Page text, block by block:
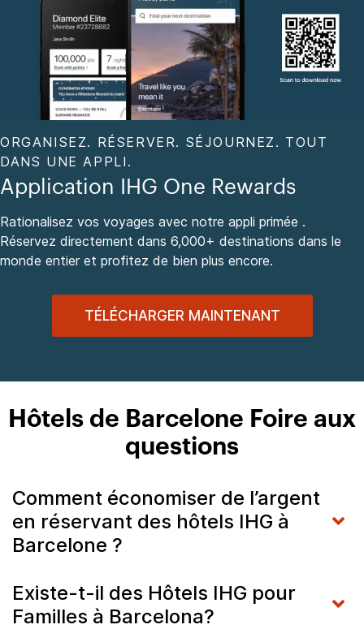
ORGANISEZ. RÉSERVER. SÉJOURNEZ. TOUT
DANS UNE APPLI.
Application IHG One Rewards
Rationalisez vos voyages avec notre appli primée .
Réservez directement dans 6,000+ destinations dans le
monde entier et profitez de bien plus encore.
TÉLÉCHARGER MAINTENANT
Hôtels de Barcelone Foire aux
questions
Comment économiser de l’argent
en réservant des hôtels IHG à
Barcelone ?
Existe-t-il des Hôtels IHG pour
Familles à Barcelona?